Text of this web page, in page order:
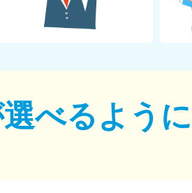
べるように